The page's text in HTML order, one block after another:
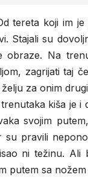
tereta koji im
Stajali su
obraze. Na
zagrijati taj
za onim
kiša je i
svojim
su pravili
ni težinu.
putem sa